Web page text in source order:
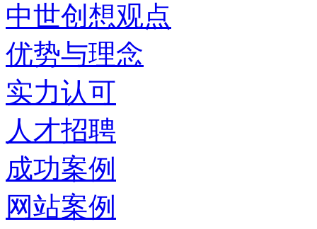
中世创想观点
优势与理念
实力认可
人才招聘
成功案例
网站案例